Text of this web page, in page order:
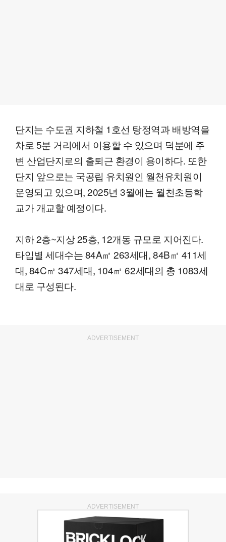
단지는 수도권 지하철 1호선 탕정역과 배방역을
차로 5분 거리에서 이용할 수 있으며 덕분에 주
변 산업단지로의 출퇴근 환경이 용이하다. 또한
단지 앞으로는 국공립 유치원인 월천유치원이
운영되고 있으며, 2025년 3월에는 월천초등학
교가 개교할 예정이다.
지하 2층~지상 25층, 12개동 규모로 지어진다.
타입별 세대수는 84A㎡ 263세대, 84B㎡ 411세
대, 84C㎡ 347세대, 104㎡ 62세대의 총 1083세
대로 구성된다.
ADVERTISEMENT
ADVERTISEMENT